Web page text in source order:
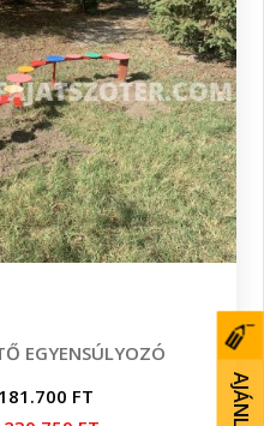
EGYENSÚLYOZÓ
FT